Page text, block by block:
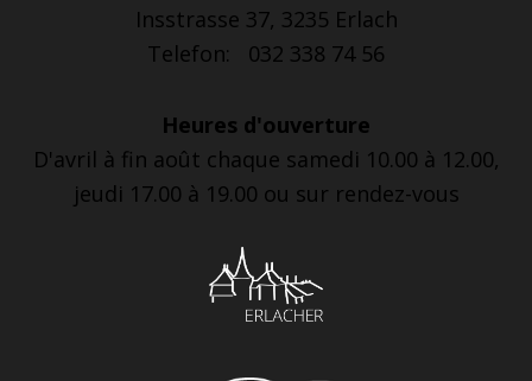
Insstrasse 37, 3235 Erlach
Telefon: 032 338 74 56
Heures d'ouverture
D'avril à fin août chaque samedi 10.00 à 12.00,
jeudi 17.00 à 19.00 ou sur rendez-vous